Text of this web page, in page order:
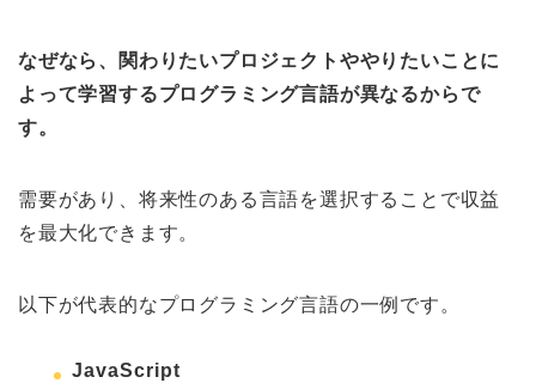
なぜなら、関わりたいプロジェクトややりたいことに
よって学習するプログラミング言語が異なるからで
す。
需要があり、将来性のある言語を選択することで収益
を最大化できます。
以下が代表的なプログラミング言語の一例です。
JavaScript